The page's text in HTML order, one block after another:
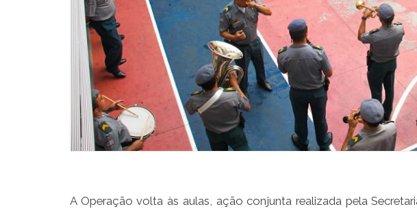
A Operação volta às aulas, ação conjunta realizada pela